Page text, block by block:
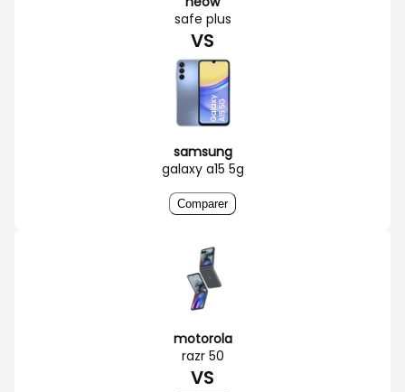
safe plus
VS
samsung
galaxy a15 5g
Comparer
motorola
razr 50
VS